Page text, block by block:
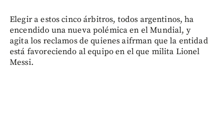
Elegir a estos cinco árbitros, todos argentinos, ha
encendido una nueva polémica en el Mundial, y
agita los reclamos de quienes aifrman que la entidad
está favoreciendo al equipo en el que milita Lionel
Messi.